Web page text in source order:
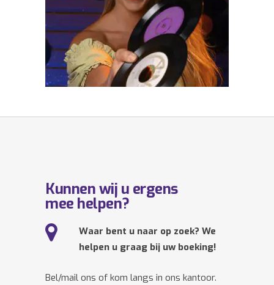
Kunnen wij u ergens
mee helpen?
Waar bent u naar op zoek? We
helpen u graag bij uw boeking!
Bel/mail ons of kom langs in ons kantoor.